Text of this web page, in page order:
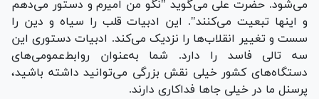
می‌شود. حضرت علی می‌گوید "نگو من امیرم و دستور می‌دهم
و اینها تبعیت می‌کنند". این ادبیات قلب را سیاه و دین را
سست و تغییر انقلاب‌ها را نزدیک می‌کند. ادبیات دستوری این
سه تالی فاسد را دارد. شما به‌عنوان روابط‌عمومی‌های
دستگاه‌های کشور خیلی نقش بزرگی می‌توانید داشته باشید،
پرسنل ما در خیلی جا‌ها فداکاری دارند.